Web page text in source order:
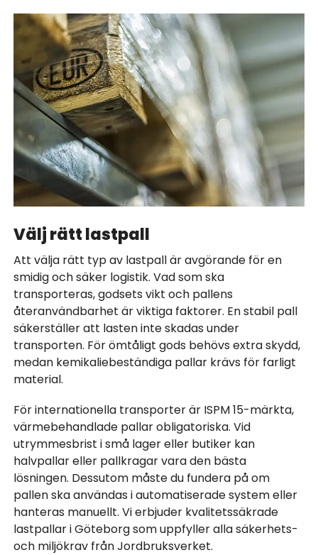
Välj rätt lastpall
Att välja rätt typ av lastpall är avgörande för en
smidig och säker logistik. Vad som ska
transporteras, godsets vikt och pallens
återanvändbarhet är viktiga faktorer. En stabil pall
säkerställer att lasten inte skadas under
transporten. För ömtåligt gods behövs extra skydd,
medan kemikaliebeständiga pallar krävs för farligt
material.
För internationella transporter är ISPM 15-märkta,
värmebehandlade pallar obligatoriska. Vid
utrymmesbrist i små lager eller butiker kan
halvpallar eller pallkragar vara den bästa
lösningen. Dessutom måste du fundera på om
pallen ska användas i automatiserade system eller
hanteras manuellt. Vi erbjuder kvalitetssäkrade
lastpallar i Göteborg som uppfyller alla säkerhets-
och miljökrav från Jordbruksverket.